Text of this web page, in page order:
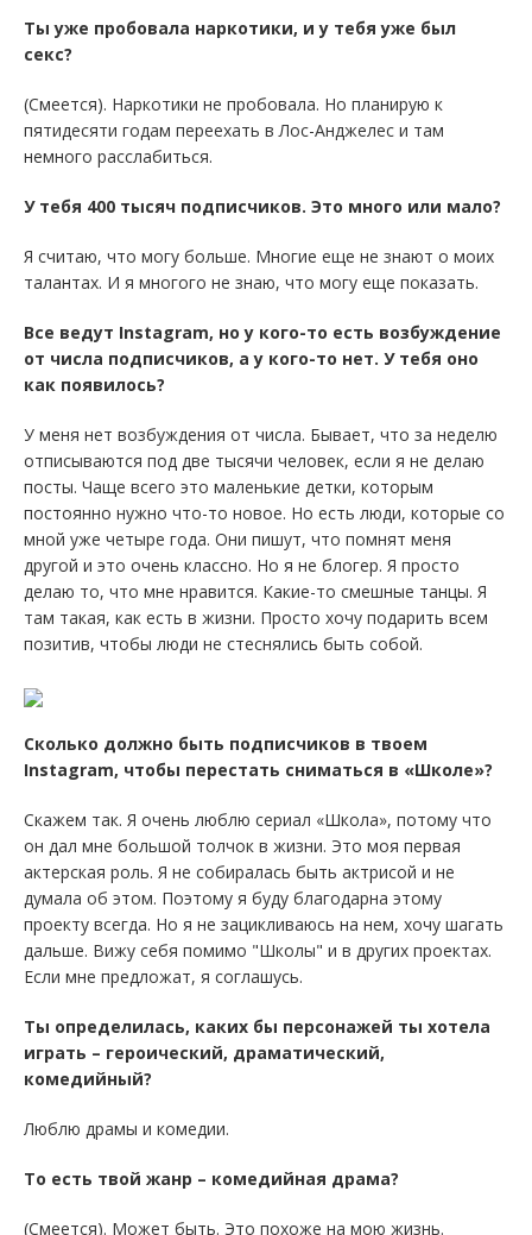
Ты уже пробовала наркотики, и у тебя уже был
секс?
(Смеется). Наркотики не пробовала. Но планирую к
пятидесяти годам переехать в Лос-Анджелес и там
немного расслабиться.
У тебя 400 тысяч подписчиков. Это много или мало?
Я считаю, что могу больше. Многие еще не знают о моих
талантах. И я многого не знаю, что могу еще показать.
Все ведут Instagram, но у кого-то есть возбуждение
от числа подписчиков, а у кого-то нет. У тебя оно
как появилось?
У меня нет возбуждения от числа. Бывает, что за неделю
отписываются под две тысячи человек, если я не делаю
посты. Чаще всего это маленькие детки, которым
постоянно нужно что-то новое. Но есть люди, которые со
мной уже четыре года. Они пишут, что помнят меня
другой и это очень классно. Но я не блогер. Я просто
делаю то, что мне нравится. Какие-то смешные танцы. Я
там такая, как есть в жизни. Просто хочу подарить всем
позитив, чтобы люди не стеснялись быть собой.
Сколько должно быть подписчиков в твоем
Instagram, чтобы перестать сниматься в «Школе»?
Скажем так. Я очень люблю сериал «Школа», потому что
он дал мне большой толчок в жизни. Это моя первая
актерская роль. Я не собиралась быть актрисой и не
думала об этом. Поэтому я буду благодарна этому
проекту всегда. Но я не зацикливаюсь на нем, хочу шагать
дальше. Вижу себя помимо "Школы" и в других проектах.
Если мне предложат, я соглашусь.
Ты определилась, каких бы персонажей ты хотела
играть – героический, драматический,
комедийный?
Люблю драмы и комедии.
То есть твой жанр – комедийная драма?
(Смеется). Может быть. Это похоже на мою жизнь.